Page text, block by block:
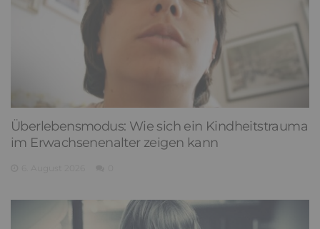
Überlebensmodus: Wie sich ein Kindheitstrauma
im Erwachsenenalter zeigen kann